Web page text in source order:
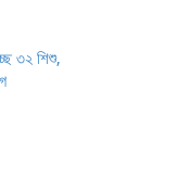
৩২ শিশু,